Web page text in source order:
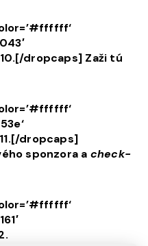
dropcaps] Zaži tú
dropcaps]
sponzora a check-